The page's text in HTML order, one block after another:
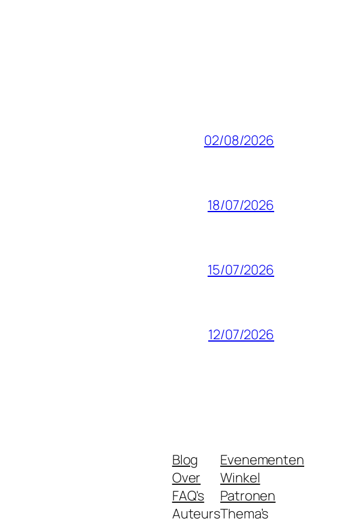
02/08/2026
18/07/2026
15/07/2026
12/07/2026
Blog
Over
FAQ's
Auteurs
Evenementen
Winkel
Patronen
Thema’s